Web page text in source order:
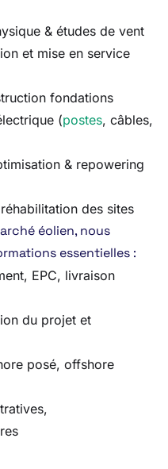
& études de vent
et mise en service
fondations
(postes, câbles,
& repowering
des sites
éolien, nous
essentielles :
EPC, livraison
du projet et
posé, offshore